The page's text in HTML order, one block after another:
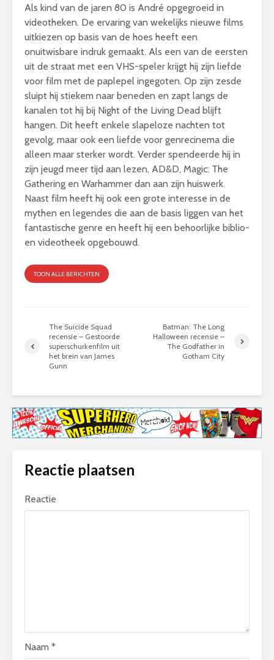
Als kind van de jaren 80 is André opgegroeid in
videotheken. De ervaring van wekelijks nieuwe films
uitkiezen op basis van de hoes heeft een
onuitwisbare indruk gemaakt. Als een van de eersten
uit de straat met een VHS-speler krijgt hij zijn liefde
voor film met de paplepel ingegoten. Op zijn zesde
sluipt hij stiekem naar beneden en zapt langs de
kanalen tot hij bij Night of the Living Dead blijft
hangen. Dit heeft enkele slapeloze nachten tot
gevolg, maar ook een liefde voor genrecinema die
alleen maar sterker wordt. Verder spendeerde hij in
zijn jeugd meer tijd aan lezen, AD&D, Magic: The
Gathering en Warhammer dan aan zijn huiswerk.
Naast film heeft hij ook een grote interesse in de
mythen en legendes die aan de basis liggen van het
fantastische genre en heeft hij een behoorlijke biblio-
en videotheek opgebouwd.
TOON ALLE BERICHTEN
The Suicide Squad
recensie – Gestoorde
superschurkenfilm uit
het brein van James
Gunn
Batman: The Long
Halloween recensie –
The Godfather in
Gotham City
Reactie plaatsen
Reactie
Naam *